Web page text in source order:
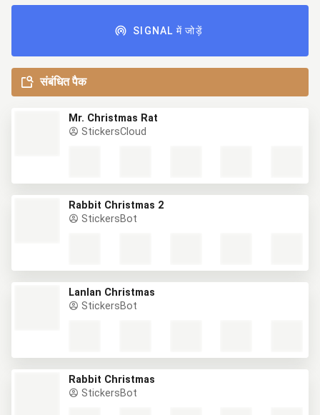
SIGNAL में जोड़ें
संबंधित पैक
Mr. Christmas Rat
StickersCloud
Rabbit Christmas 2
StickersBot
Lanlan Christmas
StickersBot
Rabbit Christmas
StickersBot